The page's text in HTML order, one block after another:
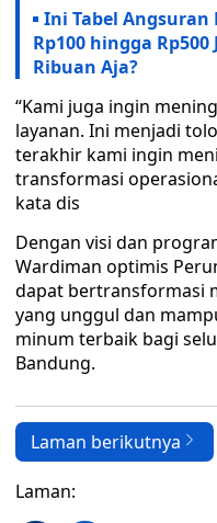
Ini Tabel Angsuran
Rp100 hingga
Ribuan Aja?
“Kami juga ingin
layanan. Ini menjadi
terakhir kami ingin
transformasi
kata dis
Dengan visi dan
Wardiman optimis
dapat bertransformasi
yang unggul dan
minum terbaik bagi
Bandung.
Laman berikutnya
Laman: